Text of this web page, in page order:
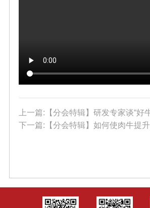
上一篇:【分会特辑】研发专家谈“好
下一篇:【分会特辑】如何使肉牛提